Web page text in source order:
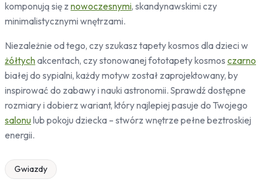
Sport
komponują się z nowoczesnymi, skandynawskimi czy
minimalistycznymi wnętrzami.
Niezależnie od tego, czy szukasz tapety kosmos dla dzieci w
żółtych akcentach, czy stonowanej fototapety kosmos czarno
białej do sypialni, każdy motyw został zaprojektowany, by
inspirować do zabawy i nauki astronomii. Sprawdź dostępne
rozmiary i dobierz wariant, który najlepiej pasuje do Twojego
salonu lub pokoju dziecka – stwórz wnętrze pełne beztroskiej
energii.
Gwiazdy